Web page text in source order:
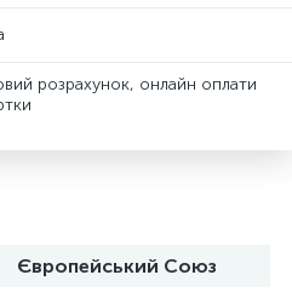
розрахунок, онлайн оплати
Європейський Союз